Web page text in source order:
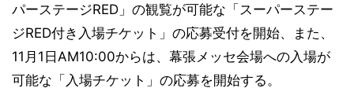
パーステージRED」の観覧が可能な「スーパーステー
ジRED付き入場チケット」の応募受付を開始、また、
11月1日AM10:00からは、幕張メッセ会場への入場が
可能な「入場チケット」の応募を開始する。